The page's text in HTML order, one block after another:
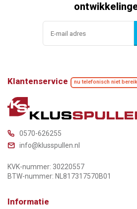
Klantenservice nu telefonisch niet
0570-626255
info@klusspullen.nl
KVK-nummer: 30220557
BTW-nummer: NL817317570B01
Informatie